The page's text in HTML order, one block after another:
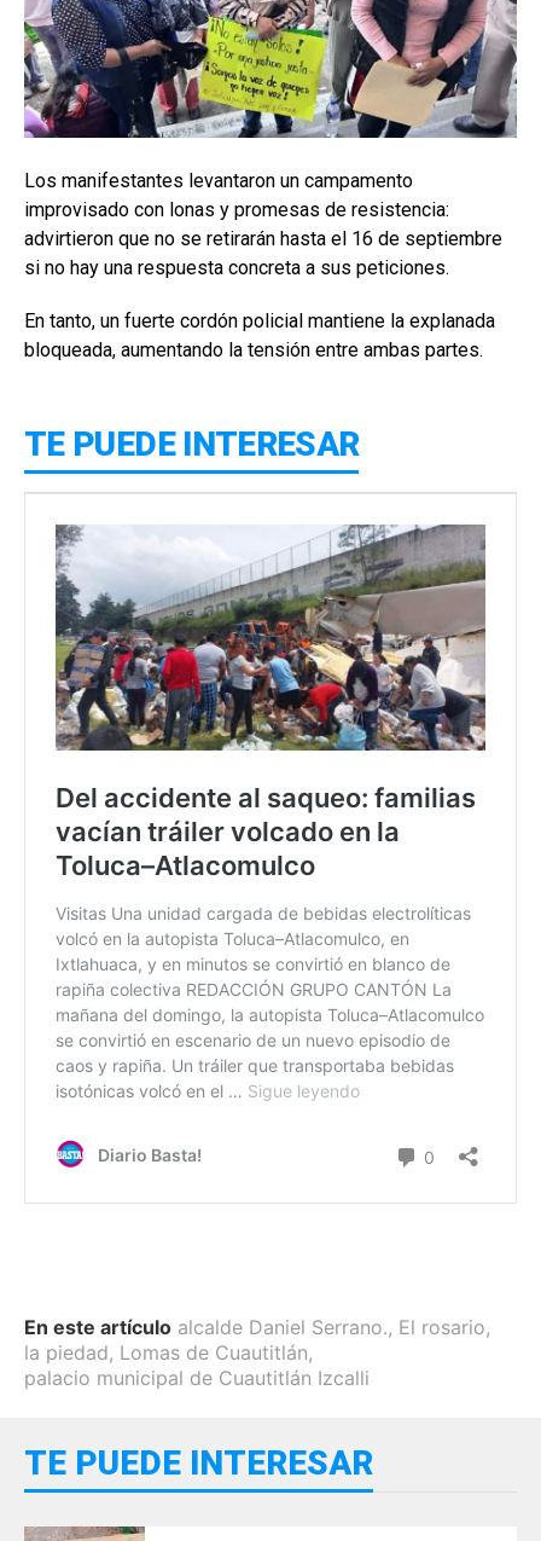
Los manifestantes levantaron un campamento
improvisado con lonas y promesas de resistencia:
advirtieron que no se retirarán hasta el 16 de septiembre
si no hay una respuesta concreta a sus peticiones.
En tanto, un fuerte cordón policial mantiene la explanada
bloqueada, aumentando la tensión entre ambas partes.
TE PUEDE INTERESAR
En este artículo alcalde Daniel Serrano., El rosario,
la piedad, Lomas de Cuautitlán,
palacio municipal de Cuautitlán Izcalli
TE PUEDE INTERESAR